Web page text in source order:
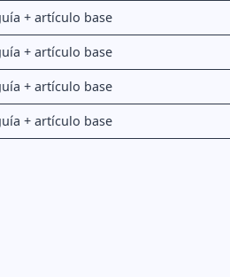
+ artículo base
+ artículo base
+ artículo base
+ artículo base